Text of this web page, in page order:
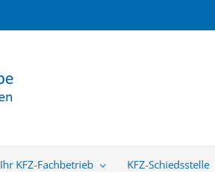
Ihr KFZ-Fachbetrieb KFZ-Schiedsstelle